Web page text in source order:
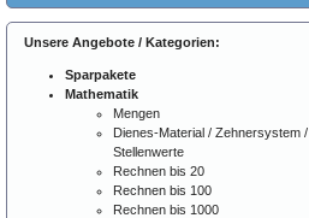
Unsere Angebote / Kategorien:
Sparpakete
Mathematik
Mengen
Dienes-Material / Zehnersystem /
Stellenwerte
Rechnen bis 20
Rechnen bis 100
Rechnen bis 1000